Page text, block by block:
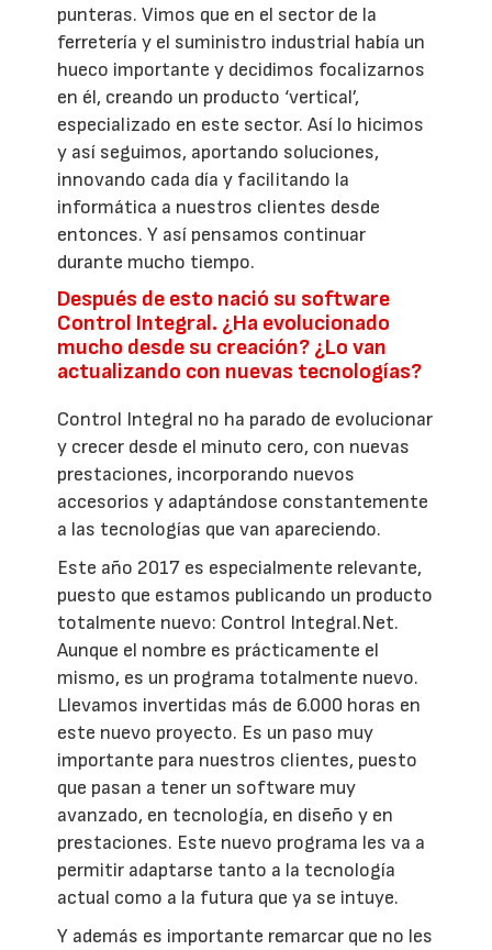
punteras. Vimos que en el sector de la
ferretería y el suministro industrial había un
hueco importante y decidimos focalizarnos
en él, creando un producto ‘vertical’,
especializado en este sector. Así lo hicimos
y así seguimos, aportando soluciones,
innovando cada día y facilitando la
informática a nuestros clientes desde
entonces. Y así pensamos continuar
durante mucho tiempo.
Después de esto nació su software
Control Integral. ¿Ha evolucionado
mucho desde su creación? ¿Lo van
actualizando con nuevas tecnologías?
Control Integral no ha parado de evolucionar
y crecer desde el minuto cero, con nuevas
prestaciones, incorporando nuevos
accesorios y adaptándose constantemente
a las tecnologías que van apareciendo.
Este año 2017 es especialmente relevante,
puesto que estamos publicando un producto
totalmente nuevo: Control Integral.Net.
Aunque el nombre es prácticamente el
mismo, es un programa totalmente nuevo.
Llevamos invertidas más de 6.000 horas en
este nuevo proyecto. Es un paso muy
importante para nuestros clientes, puesto
que pasan a tener un software muy
avanzado, en tecnología, en diseño y en
prestaciones. Este nuevo programa les va a
permitir adaptarse tanto a la tecnología
actual como a la futura que ya se intuye.
Y además es importante remarcar que no les